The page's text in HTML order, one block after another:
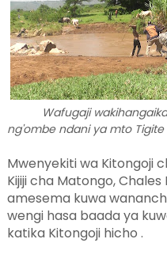
Wafugaji
ng'ombe ndani ya mto Tigite
Mwenyekiti wa Kitongoji
Kijiji cha Matongo, Chales
amesema kuwa
wengi hasa baada ya
katika Kitongoji hicho .